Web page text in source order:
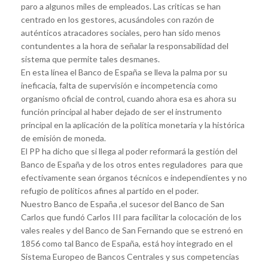
paro a algunos miles de empleados. Las criticas se han
centrado en los gestores, acusándoles con razón de
auténticos atracadores sociales, pero han sido menos
contundentes a la hora de señalar la responsabilidad del
sistema que permite tales desmanes.
En esta línea el Banco de España se lleva la palma por su
ineficacia, falta de supervisión e incompetencia como
organismo oficial de control, cuando ahora esa es ahora su
función principal al haber dejado de ser el instrumento
principal en la aplicación de la política monetaria y la histórica
de emisión de moneda.
El PP ha dicho que si llega al poder reformará la gestión del
Banco de España y de los otros entes reguladores para que
efectivamente sean órganos técnicos e independientes y no
refugio de políticos afines al partido en el poder.
Nuestro Banco de España ,el sucesor del Banco de San
Carlos que fundó Carlos III para facilitar la colocación de los
vales reales y del Banco de San Fernando que se estrenó en
1856 como tal Banco de España, está hoy integrado en el
Sistema Europeo de Bancos Centrales y sus competencias